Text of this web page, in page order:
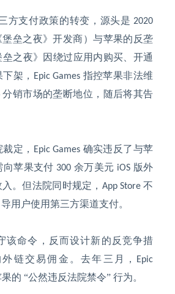
方支付政策的转变，源头是 2020
堡垒之夜》开发商）与苹果的反垄
之夜》因绕过应用内购买、开通
架，
Epic Games 指控苹果非法维
分销市场的垄断地位，随后将其告
定， Epic Games 确实违反了与苹
向苹果支付 300 余万美元 iOS 版外
。但法院同时规定， App Store不
用户使用第三方渠道支付。
该命令，反而设计新的反竞争措
外链交易佣金。去年三月，
Epic
的 “公然违反法院禁令” 行为。